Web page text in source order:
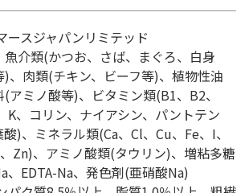
ースジャパンリミテッド
魚介類(かつお、さば、まぐろ、白身
、肉類(チキン、ビーフ等)、植物性油
アミノ酸等)、ビタミン類(B1、B2、
K、コリン、ナイアシン、パントテン
)、ミネラル類(Ca、Cl、Cu、Fe、I、
Zn)、アミノ酸類(タウリン)、増粘多糖
、EDTA-Na、発色剤(亜硝酸Na)